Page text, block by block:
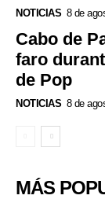
NOTICIAS 8 de
Cabo de
faro
de Pop
NOTICIAS 8 de
MÁS